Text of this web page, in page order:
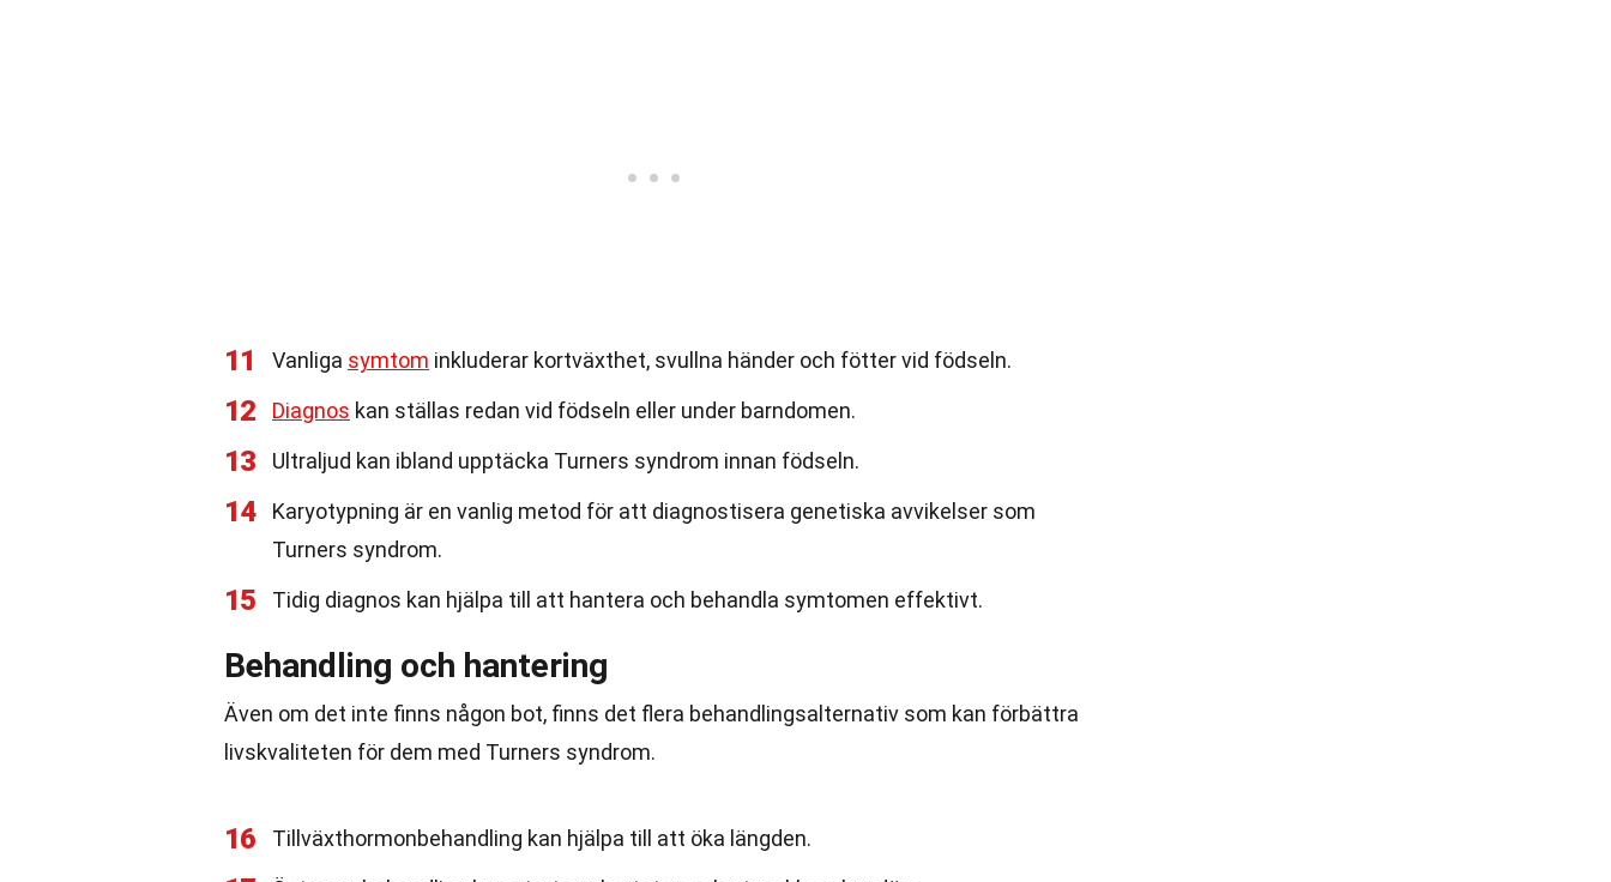
11 Vanliga symtom inkluderar kortväxthet, svullna händer och fötter vid födseln.
12 Diagnos kan ställas redan vid födseln eller under barndomen.
13 Ultraljud kan ibland upptäcka Turners syndrom innan födseln.
14
Karyotypning är en vanlig metod för att diagnostisera genetiska avvikelser som
Turners syndrom.
15 Tidig diagnos kan hjälpa till att hantera och behandla symtomen effektivt.
Behandling och hantering
Även om det inte finns någon bot, finns det flera behandlingsalternativ som kan förbättra
livskvaliteten för dem med Turners syndrom.
16 Tillväxthormonbehandling kan hjälpa till att öka längden.